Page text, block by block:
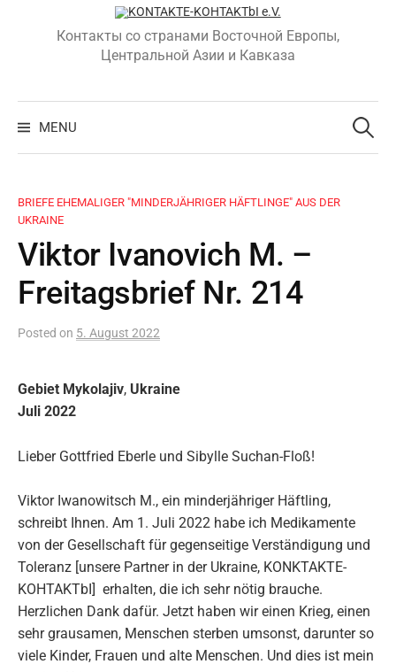
Контакты со странами Восточной Европы,
Центральной Азии и Кавказа
MENU
Search
for:
BRIEFE EHEMALIGER "MINDERJÄHRIGER HÄFTLINGE" AUS DER
UKRAINE
Viktor Ivanovich M. –
Freitagsbrief Nr. 214
Posted on 5. August 2022
Gebiet Mykolajiv, Ukraine
Juli 2022
Lieber Gottfried Eberle und Sibylle Suchan-Floß!
Viktor Iwanowitsch M., ein minderjähriger Häftling,
schreibt Ihnen. Am 1. Juli 2022 habe ich Medikamente
von der Gesellschaft für gegenseitige Verständigung und
Toleranz [unsere Partner in der Ukraine, KONKTAKTE-
KOHTAKTbI] erhalten, die ich sehr nötig brauche.
Herzlichen Dank dafür. Jetzt haben wir einen Krieg, einen
sehr grausamen, Menschen sterben umsonst, darunter so
viele Kinder, Frauen und alte Menschen. Und dies ist mein